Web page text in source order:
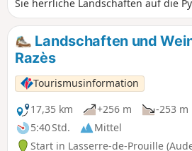
Sie herrliche Landschaften auf die
die Montagne Noire und die Ebene
Außerdem besuchen Sie drei schöne
„Circulade“ bezeichnet
großer Hitze nicht zu empfehlen, da
Landschaften und
Razès
Tourismusinformation
17,35 km
+256 m
-253 m
5:40 Std.
Mittel
Start in Lasserre-de-Prouille